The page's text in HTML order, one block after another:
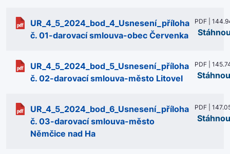
UR_4_5_2024_bod_4_Usnesení_příloha
č. 01-darovací smlouva-obec Červenka
PDF |
UR_4_5_2024_bod_5_Usnesení_příloha
č. 02-darovací smlouva-město Litovel
PDF |
UR_4_5_2024_bod_6_Usnesení_příloha
č. 03-darovací smlouva-město
Němčice nad Ha
PDF |